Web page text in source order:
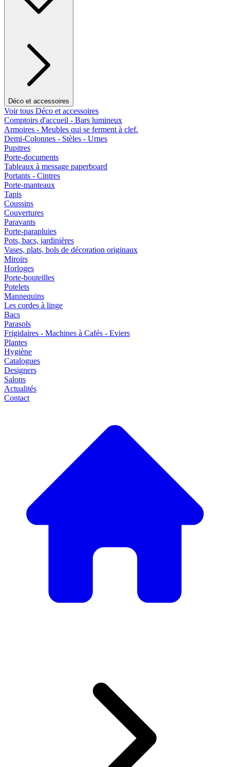
Déco et accessoires
Voir tous Déco et accessoires
Comptoirs d'accueil - Bars lumineux
Armoires - Meubles qui se ferment à clef.
Demi-Colonnes - Stèles - Urnes
Pupitres
Porte-documents
Tableaux à message paperboard
Portants - Cintres
Porte-manteaux
Tapis
Coussins
Couvertures
Paravants
Porte-parapluies
Pots, bacs, jardinières
Vases, plats, bols de décoration originaux
Miroirs
Horloges
Porte-bouteilles
Potelets
Mannequins
Les cordes à linge
Bacs
Parasols
Frigidaires - Machines à Cafés - Eviers
Plantes
Hygiène
Catalogues
Designers
Salons
Actualités
Contact